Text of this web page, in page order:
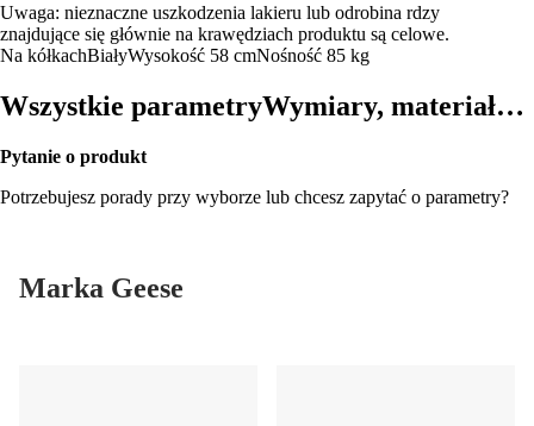
Uwaga: nieznaczne uszkodzenia lakieru lub odrobina rdzy
znajdujące się głównie na krawędziach produktu są celowe.
Na kółkachBiałyWysokość 58 cmNośność 85 kg
Wszystkie parametryWymiary, materiał…
Pytanie o produkt
Potrzebujesz porady przy wyborze lub chcesz zapytać o parametry?
Marka Geese